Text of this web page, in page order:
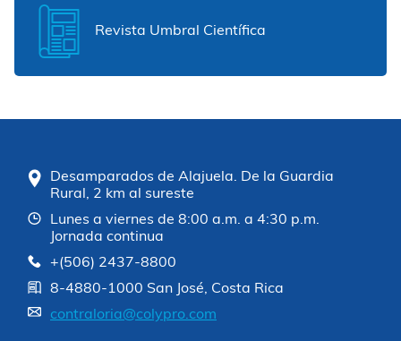
Revista Umbral Científica
Desamparados de Alajuela. De la Guardia
Rural, 2 km al sureste
Lunes a viernes de 8:00 a.m. a 4:30 p.m.
Jornada continua
+(506) 2437-8800
8-4880-1000 San José, Costa Rica
contraloria@colypro.com